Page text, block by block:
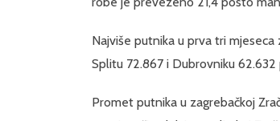
Najviše putnika u prva tri
Splitu 72.867 i Dubrovniku 62.632
Promet putnika u zagrebačkoj